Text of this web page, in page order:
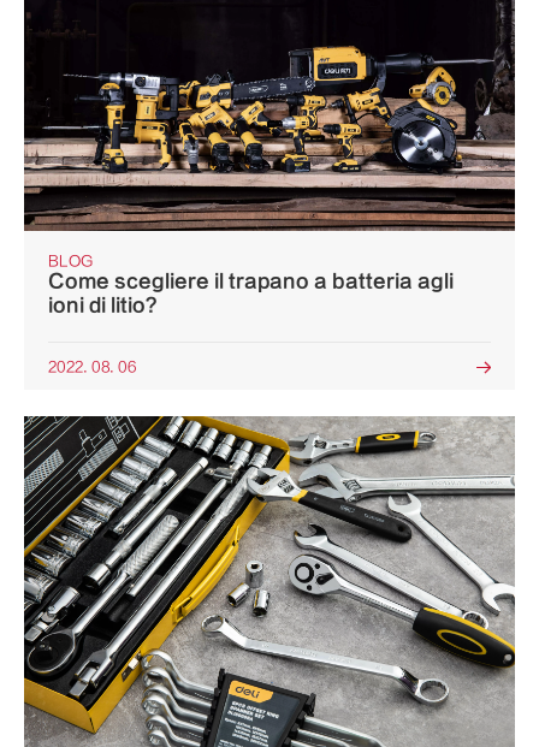
BLOG
Come scegliere il trapano a batteria agli
ioni di litio?
2022. 08. 06 